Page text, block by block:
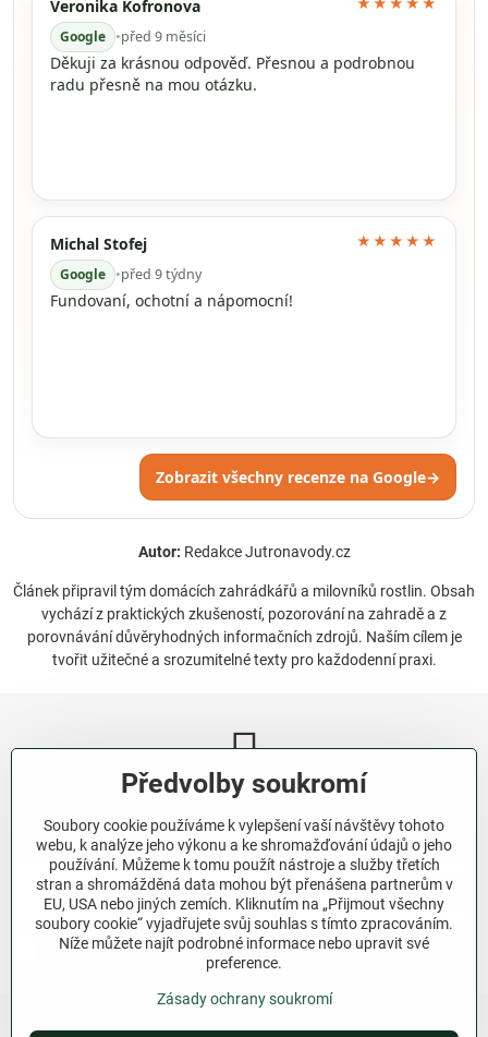
Veronika Kofronova
Google •před 9 měsíci
Děkuji za krásnou odpověď. Přesnou a podrobnou
radu přesně na mou otázku.
Michal Stofej
Google •před 9 týdny
★★★★★
Fundovaní, ochotní a nápomocní!
Zobrazit všechny recenze na Google→
Autor: Redakce Jutronavody.cz
Článek připravil tým domácích zahrádkářů a milovníků rostlin. Obsah
vychází z praktických zkušeností, pozorování na zahradě a z
porovnávání důvěryhodných informačních zdrojů. Naším cílem je
tvořit užitečné a srozumitelné texty pro každodenní praxi.
Newsletter
Odebírat naše novinky:
Odebírat
Chci se přihlásit k odběru novinek e-mailem.
Předvolby soukromí
Soubory cookie používáme k vylepšení vaší návštěvy tohoto
webu, k analýze jeho výkonu a ke shromažďování údajů o jeho
používání. Můžeme k tomu použít nástroje a služby třetích
stran a shromážděná data mohou být přenášena partnerům v
EU, USA nebo jiných zemích. Kliknutím na „Přijmout všechny
soubory cookie“ vyjadřujete svůj souhlas s tímto zpracováním.
Níže můžete najít podrobné informace nebo upravit své
preference.
Zásady ochrany soukromí